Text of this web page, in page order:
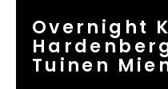
Overnight
Tuinen